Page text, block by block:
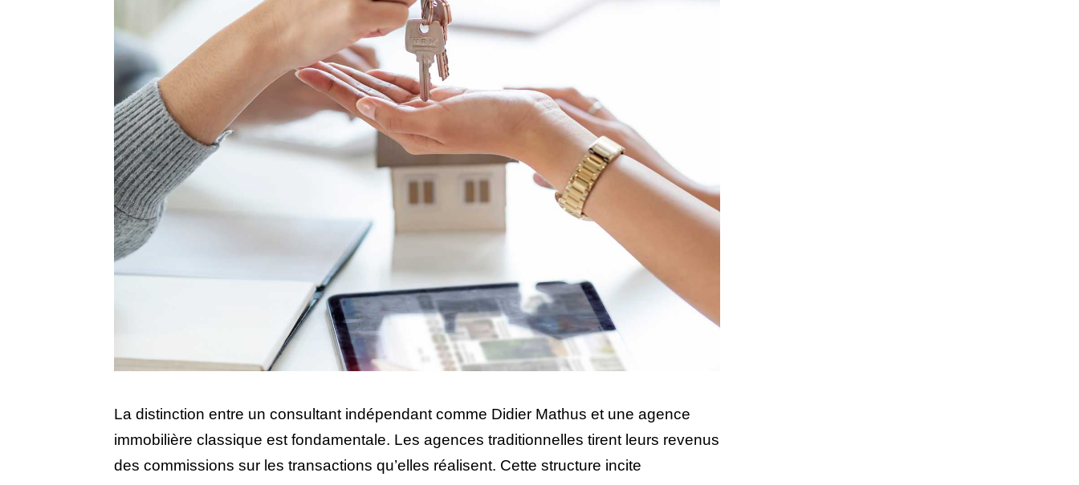
La distinction entre un consultant indépendant comme Didier Mathus et une agence
immobilière classique est fondamentale. Les agences traditionnelles tirent leurs revenus
des commissions sur les transactions qu’elles réalisent. Cette structure incite